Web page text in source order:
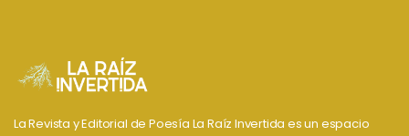
La Revista y Editorial de Poesía La Raíz Invertida es un espacio